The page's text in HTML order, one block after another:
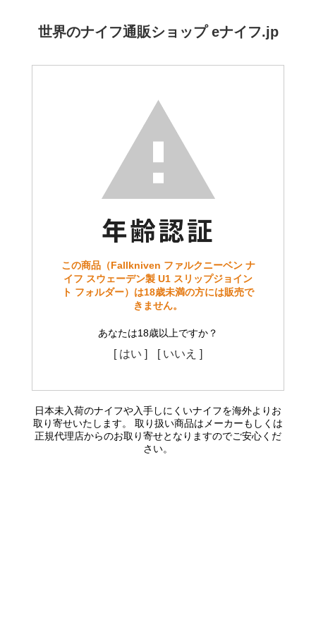
世界のナイフ通販ショップ eナイフ.jp
この商品（Fallkniven ファルクニーベン ナ
イフ スウェーデン製 U1 スリップジョイン
ト フォルダー）は18歳未満の方には販売で
きません。
あなたは18歳以上ですか？
[ はい ] [ いいえ ]
日本未入荷のナイフや入手しにくいナイフを海外よりお
取り寄せいたします。 取り扱い商品はメーカーもしくは
正規代理店からのお取り寄せとなりますのでご安心くだ
さい。